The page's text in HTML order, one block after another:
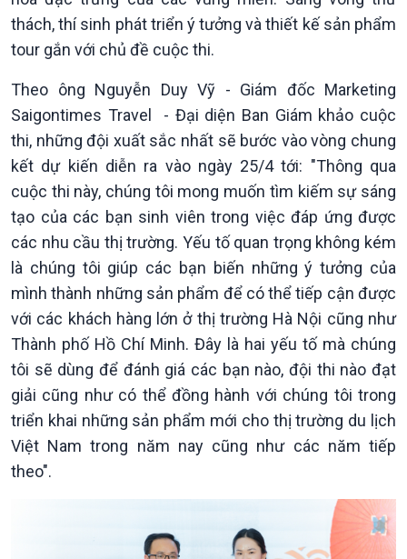
Xã hội
Tin Đời sống & Xã hội
360 độ Sức khỏe
Chuyển đổi Xanh
Tài nguyên và Môi trường
Chuyên gia của bạn
Xã hội chuyển động
Bước chân đến trường
Khoa học & Công nghệ
Tin Khoa học & Công nghệ
Sống chung với biến đổi
khí hậu
thách, thí sinh phát triển ý tưởng và thiết kế sản phẩm
tour gắn với chủ đề cuộc thi.
Theo ông Nguyễn Duy Vỹ - Giám đốc Marketing
Saigontimes Travel - Đại diện Ban Giám khảo cuộc
thi, những đội xuất sắc nhất sẽ bước vào vòng chung
kết dự kiến diễn ra vào ngày 25/4 tới: "Thông qua
cuộc thi này, chúng tôi mong muốn tìm kiếm sự sáng
tạo của các bạn sinh viên trong việc đáp ứng được
các nhu cầu thị trường. Yếu tố quan trọng không kém
là chúng tôi giúp các bạn biến những ý tưởng của
mình thành những sản phẩm để có thể tiếp cận được
với các khách hàng lớn ở thị trường Hà Nội cũng như
Thành phố Hồ Chí Minh. Đây là hai yếu tố mà chúng
tôi sẽ dùng để đánh giá các bạn nào, đội thi nào đạt
giải cũng như có thể đồng hành với chúng tôi trong
triển khai những sản phẩm mới cho thị trường du lịch
Việt Nam trong năm nay cũng như các năm tiếp
theo".